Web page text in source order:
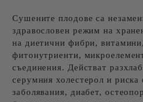
Сушените плодове са
здравословен режим на
на диетични фибри,
фитонутриенти,
съединения. Действат
серумния холестерол и
заболявания, диабет,